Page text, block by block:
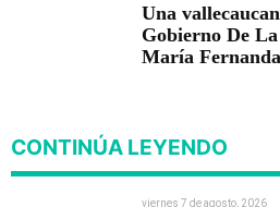
Una
Gobierno De
María
CONTINÚA LEYENDO
viernes 7 de agosto, 2026